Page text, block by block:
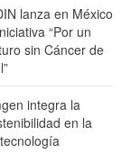
lanza en México
“Por un
sin Cáncer de
integra la
en la